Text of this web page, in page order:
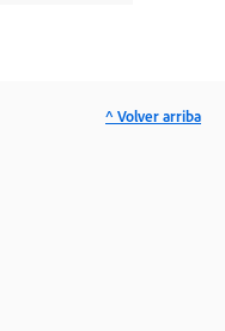
^ Volver arriba